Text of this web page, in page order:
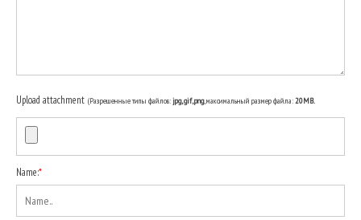
Upload attachment (Разрешенные типы файлов:jpg, gif, png, максимальный размер файла:20MB.
Name:*